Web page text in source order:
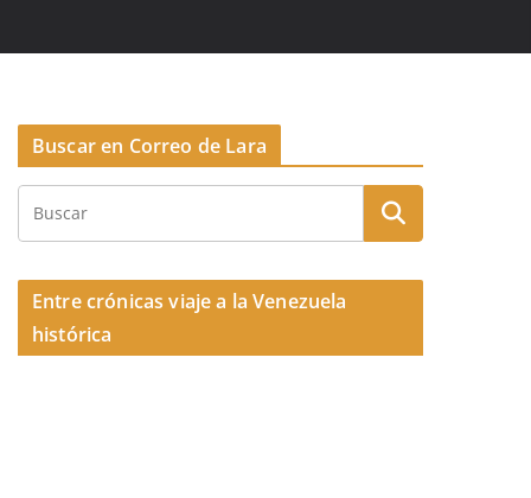
Buscar en Correo de Lara
Entre crónicas viaje a la Venezuela
histórica